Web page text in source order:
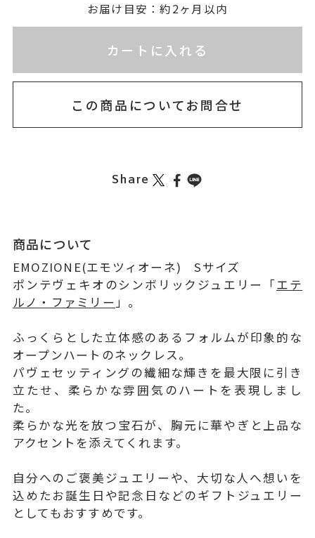
お届け目安：約2ヶ月以内
カートに入れる
この商品についてお問合せ
Share
商品について
EMOZIONE(エモツィオーネ) Sサイズ
ポンテヴェキオのシンボリックジュエリー「エテ
ルノ・ファミリー 」。
ふっくらとした立体感のあるフォルムが印象的な
オープンハートのネックレス。
パヴェセッティングの繊細な輝きを最大限に引き
立たせ、柔らかな雰囲気のハートを表現しまし
た。
柔らかな光を放つ宝石が、胸元に華やぎと上品な
アクセントを添えてくれます。
自分へのご褒美ジュエリーや、大切な人へ想いを
込めたお誕生日や記念日などのギフトジュエリー
としてもおすすめです。